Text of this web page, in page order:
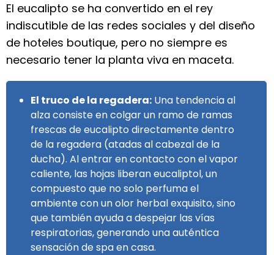
El eucalipto se ha convertido en el rey
indiscutible de las redes sociales y del diseño
de hoteles boutique, pero no siempre es
necesario tener la planta viva en maceta.
El truco de la regadera: Una tendencia al
alza consiste en colgar un ramo de ramas
frescas de eucalipto directamente dentro
de la regadera (atadas al cabezal de la
ducha). Al entrar en contacto con el vapor
caliente, las hojas liberan eucaliptol, un
compuesto que no solo perfuma el
ambiente con un olor herbal exquisito, sino
que también ayuda a despejar las vías
respiratorias, generando una auténtica
sensación de spa en casa.